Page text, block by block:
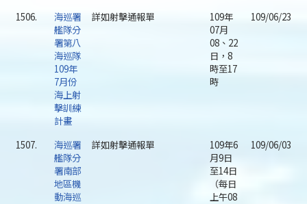
1506.
海巡署
艦隊分
署第八
海巡隊
109年
7月份
海上射
擊訓練
計畫
詳如射擊通報單
109年
07月
08、22
日，8
時至17
時
109/06/23
1507.
海巡署
艦隊分
署南部
地區機
動海巡
詳如射擊通報單
109年6
月9日
至14日
（每日
上午08
109/06/03